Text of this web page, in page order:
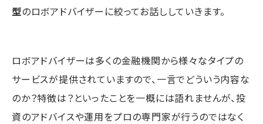
型のロボアドバイザーに絞ってお話ししていきます。
ロボアドバイザーは多くの金融機関から様々なタイプの
サービスが提供されていますので、一言でどういう内容な
のか？特徴は？といったことを一概には語れませんが、投
資のアドバイスや運用をプロの専門家が行うのではなく